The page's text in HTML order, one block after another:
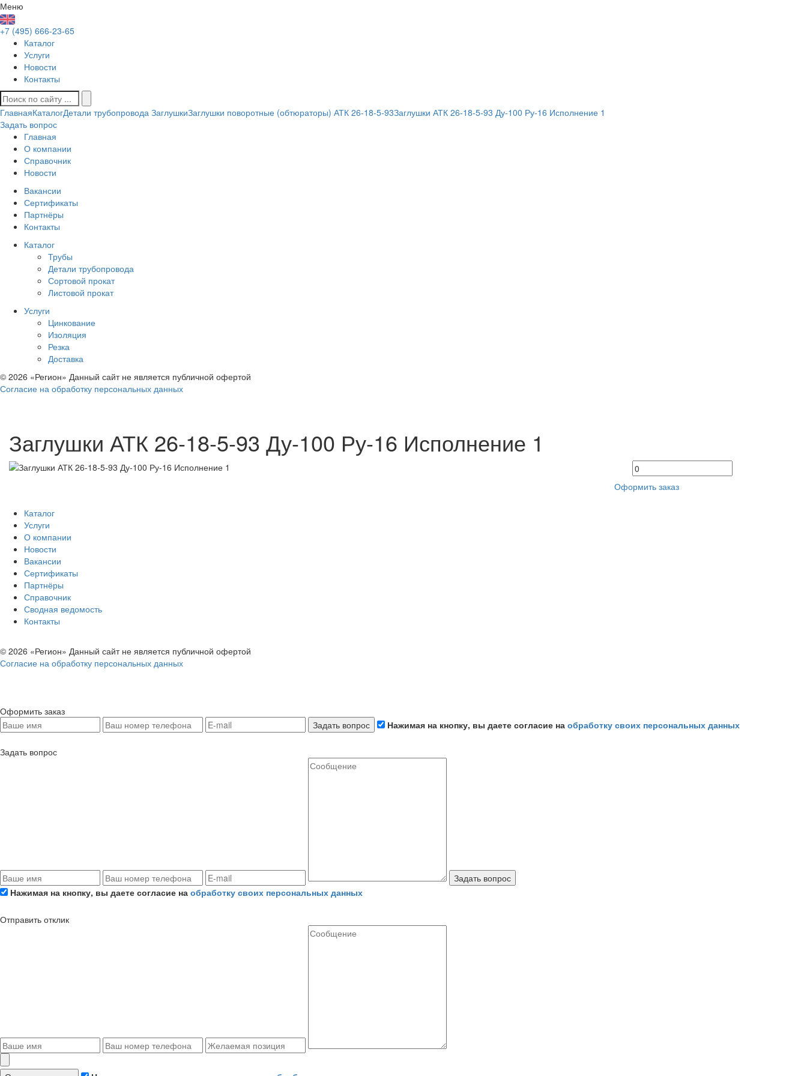
Меню
+7 (495) 666-23-65
Каталог
Услуги
Новости
Контакты
ГлавнаяКаталогДетали трубопровода ЗаглушкиЗаглушки поворотные (обтюраторы) АТК 26-18-5-93Заглушки АТК 26-18-5-93 Ду-100 Ру-16 Исполнение 1
Задать вопрос
Главная
О компании
Справочник
Новости
Вакансии
Сертификаты
Партнёры
Контакты
Каталог
Трубы
Детали трубопровода
Сортовой прокат
Листовой прокат
Услуги
Цинкование
Изоляция
Резка
Доставка
© 2026 «Регион» Данный сайт не является публичной офертой
Согласие на обработку персональных данных
Заглушки АТК 26-18-5-93 Ду-100 Ру-16 Исполнение 1
Оформить заказ
Каталог
Услуги
О компании
Новости
Вакансии
Сертификаты
Партнёры
Справочник
Сводная ведомость
Контакты
© 2026 «Регион» Данный сайт не является публичной офертой
Согласие на обработку персональных данных
Оформить заказ
Задать вопрос
Нажимая на кнопку, вы даете согласие на обработку своих персональных данных
Задать вопрос
Задать вопрос
Нажимая на кнопку, вы даете согласие на обработку своих персональных данных
Отправить отклик